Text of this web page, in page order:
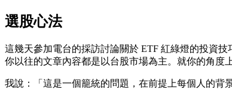
選股心法
這幾天參加電台的採訪討論關於 ETF 紅綠燈的投資
你以往的文章內容都是以台股市場為主。就你的角度
我說：「這是一個籠統的問題，在前提上每個人的背